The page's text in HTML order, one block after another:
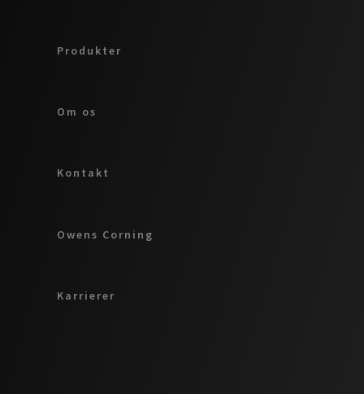
Produkter
Om os
Kontakt
Owens Corning
Karrierer